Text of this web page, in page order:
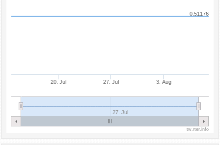
20. Jul 27. Jul 3. Aug
27. Jul
0.51176
tw.rter.info